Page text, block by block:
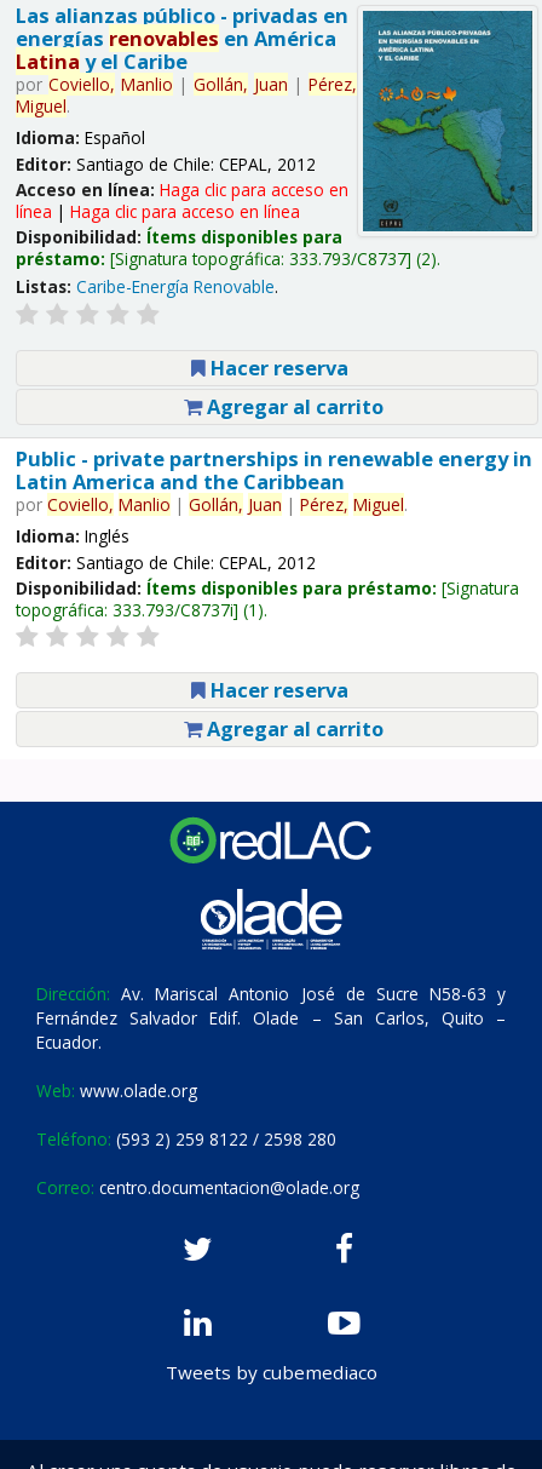
Las alianzas público - privadas en
energías renovables en América
Latina y el Caribe
por Coviello, Manlio | Gollán, Juan | Pérez,
Miguel.
Idioma: Español
Editor: Santiago de Chile: CEPAL, 2012
Acceso en línea: Haga clic para acceso en
línea | Haga clic para acceso en línea
Disponibilidad: Ítems disponibles para
préstamo: Signatura topográfica: 333.793/C8737 (2).
Listas: Caribe-Energía Renovable.
Hacer reserva
Agregar al carrito
Public - private partnerships in renewable energy in
Latin America and the Caribbean
por Coviello, Manlio | Gollán, Juan | Pérez, Miguel.
Idioma: Inglés
Editor: Santiago de Chile: CEPAL, 2012
Disponibilidad: Ítems disponibles para préstamo: Signatura
topográfica: 333.793/C8737i (1).
Hacer reserva
Agregar al carrito
Dirección: Av. Mariscal Antonio José de Sucre N58-63 y
Fernández Salvador Edif. Olade – San Carlos, Quito –
Ecuador.
Web: www.olade.org
Teléfono: (593 2) 259 8122 / 2598 280
Correo: centro.documentacion@olade.org
Tweets by cubemediaco